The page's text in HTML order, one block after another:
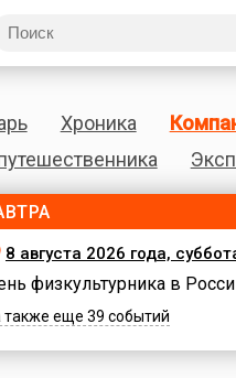
Хроника
8 августа 2026 года,
физкультурника в
также еще 39 событий